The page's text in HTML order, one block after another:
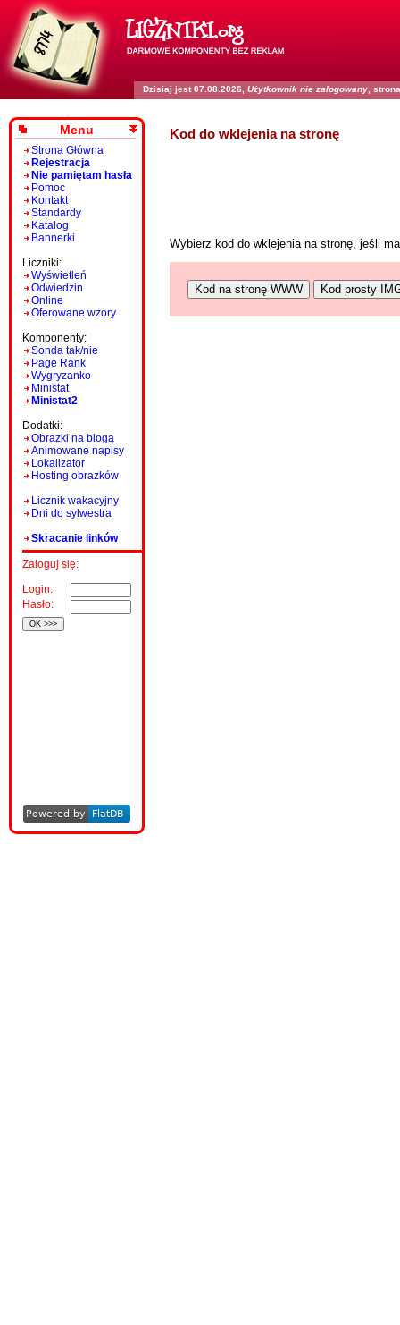
Dzisiaj jest 07.08.2026, Użytkownik nie zalogowany ,
Menu
Strona Główna
Rejestracja
Nie pamiętam hasła
Pomoc
Kontakt
Standardy
Katalog
Bannerki
Liczniki:
Wyświetleń
Odwiedzin
Online
Oferowane wzory
Komponenty:
Sonda tak/nie
Page Rank
Wygryzanko
Ministat
Ministat2
Dodatki:
Obrazki na bloga
Animowane napisy
Lokalizator
Hosting obrazków
Licznik wakacyjny
Dni do sylwestra
Skracanie linków
Zaloguj się:
Login:
Hasło:
Kod do wklejenia na stronę
Wybierz kod do wklejenia na stronę, jeśli
Kod na stronę WWW Kod prosty